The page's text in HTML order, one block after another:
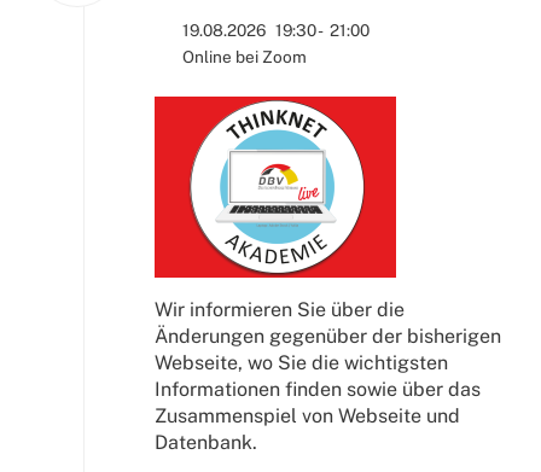
19.08.2026 19:30- 21:00
Online bei Zoom
Wir informieren Sie über die
Änderungen gegenüber der bisherigen
Webseite, wo Sie die wichtigsten
Informationen finden sowie über das
Zusammenspiel von Webseite und
Datenbank.